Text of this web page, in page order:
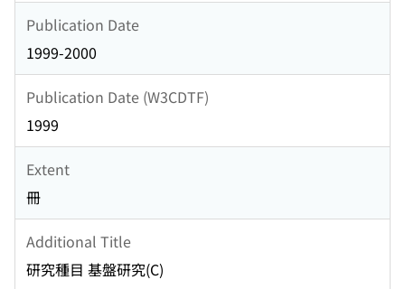
Publication Date
1999-2000
Publication Date (W3CDTF)
1999
Extent
冊
Additional Title
研究種目 基盤研究(C)